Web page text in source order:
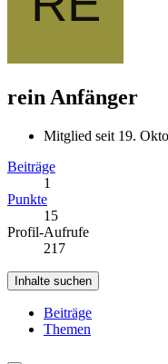
rein Anfänger
Mitglied seit 19.
Beiträge
1
Punkte
15
Profil-Aufrufe
217
Inhalte suchen
Beiträge
Themen